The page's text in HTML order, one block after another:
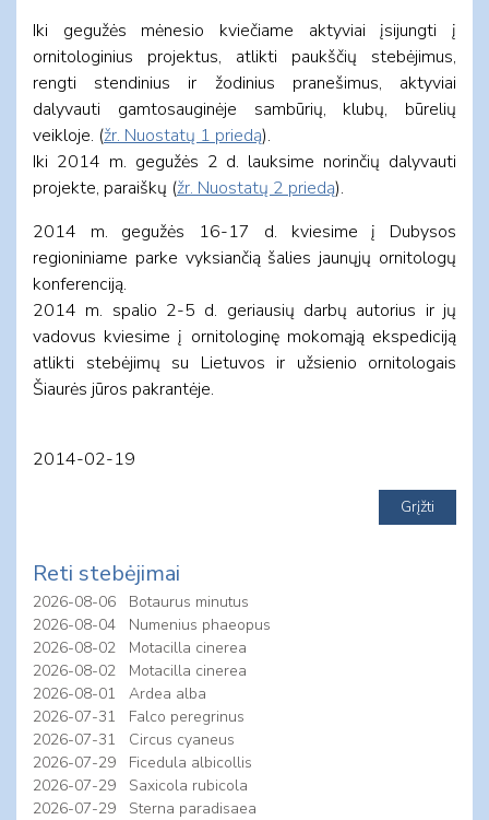
Iki gegužės mėnesio kviečiame aktyviai įsijungti į
ornitologinius projektus, atlikti paukščių stebėjimus,
rengti stendinius ir žodinius pranešimus, aktyviai
dalyvauti gamtosauginėje sambūrių, klubų, būrelių
veikloje. (žr. Nuostatų 1 priedą).
Iki 2014 m. gegužės 2 d. lauksime norinčių dalyvauti
projekte, paraiškų (žr. Nuostatų 2 priedą).
2014 m. gegužės 16-17 d. kviesime į Dubysos
regioniniame parke vyksiančią šalies jaunųjų ornitologų
konferenciją.
2014 m. spalio 2-5 d. geriausių darbų autorius ir jų
vadovus kviesime į ornitologinę mokomąją ekspediciją
atlikti stebėjimų su Lietuvos ir užsienio ornitologais
Šiaurės jūros pakrantėje.
2014-02-19
Reti stebėjimai
2026-08-06
Botaurus minutus
2026-08-04
Numenius phaeopus
2026-08-02
Motacilla cinerea
2026-08-02
Motacilla cinerea
2026-08-01
Ardea alba
2026-07-31
Falco peregrinus
2026-07-31
Circus cyaneus
2026-07-29
Ficedula albicollis
2026-07-29
Saxicola rubicola
2026-07-29
Sterna paradisaea